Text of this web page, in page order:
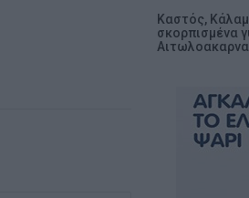
Καστός,
σκορπισμένα